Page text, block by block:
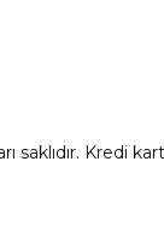
saklıdır. Kredi